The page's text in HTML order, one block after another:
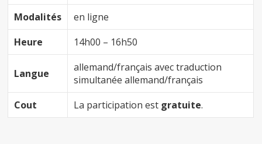
Modalités
en ligne
Heure
14h00 – 16h50
Langue
allemand/français avec traduction
simultanée allemand/français
Cout
La participation est gratuite.